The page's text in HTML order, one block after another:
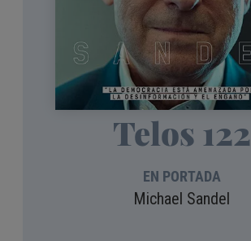
Telos 122
EN PORTADA
Michael Sandel